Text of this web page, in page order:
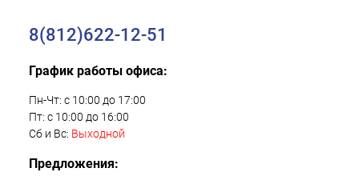
8(812)622-12-51
График работы офиса:
Пн-Чт: с 10:00 до 17:00
Пт: с 10:00 до 16:00
Сб и Вс: Выходной
Предложения: